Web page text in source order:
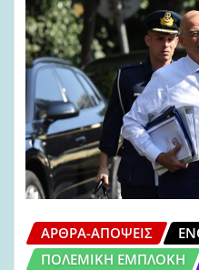
ΆΡΘΡΑ-ΑΠΌΨΕΙΣ
ΠΟΛΕΜΙΚΉ ΕΜΠΛΟΚΉ